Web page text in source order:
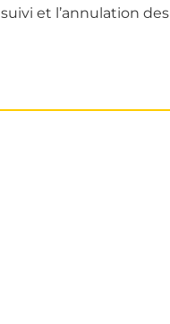
et l’annulation des